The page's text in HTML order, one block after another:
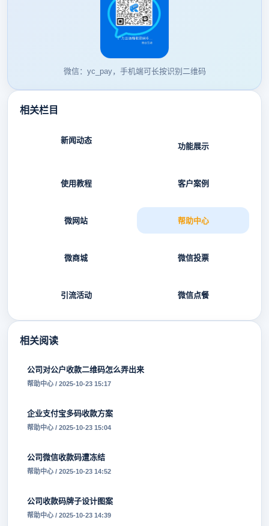
微信：yc_pay，手机端可长按识别二维码
相关栏目
新闻动态
功能展示
使用教程 客户案例
微网站 帮助中心
微商城 微信投票
引流活动 微信点餐
相关阅读
公司对公户收款二维码怎么弄出来
帮助中心 / 2025-10-23 15:17
企业支付宝多码收款方案
帮助中心 / 2025-10-23 15:04
公司微信收款码遭冻结
帮助中心 / 2025-10-23 14:52
公司收款码牌子设计图案
帮助中心 / 2025-10-23 14:39